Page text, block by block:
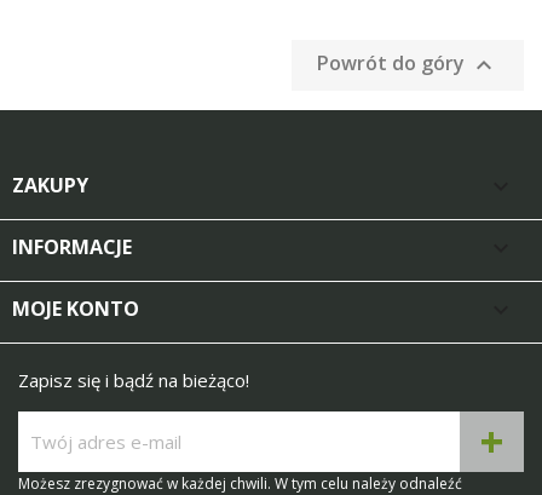
Powrót do góry 
ZAKUPY
INFORMACJE
MOJE KONTO
Zapisz się i bądź na bieżąco!
Możesz zrezygnować w każdej chwili. W tym celu należy odnaleźć